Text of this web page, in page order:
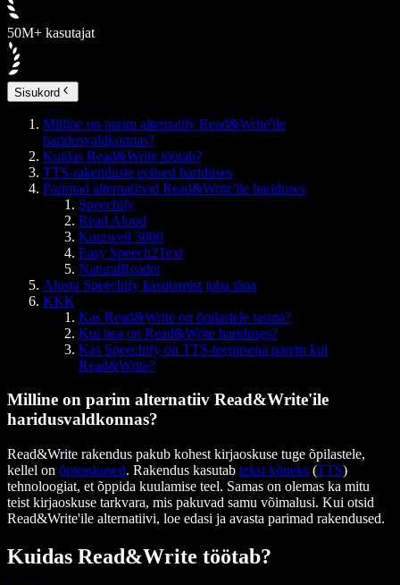
50M+ kasutajat
Sisukord
Milline on parim alternatiiv Read&Write'ile
haridusvaldkonnas?
Kuidas Read&Write töötab?
TTS-rakenduste eelised hariduses
Parimad alternatiivid Read&Write'ile hariduses
Speechify
Read Aloud
Kurzweil 3000
Easy Speech2Text
NaturalReader
Alusta Speechify kasutamist juba täna
KKK
Kas Read&Write on õpilastele tasuta?
Kui hea on Read&Write hariduses?
Kas Speechify on TTS-teenusena parem kui
Read&Write?
Milline on parim alternatiiv Read&Write'ile
haridusvaldkonnas?
Read&Write rakendus pakub kohest kirjaoskuse tuge õpilastele,
kellel on õpiraskused. Rakendus kasutab tekst kõneks (TTS)
tehnoloogiat, et õppida kuulamise teel. Samas on olemas ka mitu
teist kirjaoskuse tarkvara, mis pakuvad samu võimalusi. Kui otsid
Read&Write'ile alternatiivi, loe edasi ja avasta parimad rakendused.
Kuidas Read&Write töötab?